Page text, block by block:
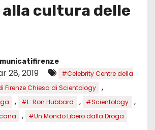
alla cultura delle
28, 2019
#Celebrity Centre della
Firenze Chiesa di Scientology
,
, #L. Ron Hubbard , #Scientology ,
, #Un Mondo Libero dalla Droga